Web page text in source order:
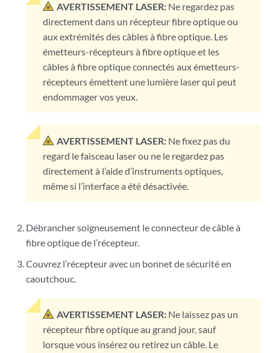
AVERTISSEMENT LASER: Ne regardez pas
directement dans un récepteur fibre optique ou
aux extrémités des câbles à fibre optique. Les
émetteurs-récepteurs à fibre optique et les
câbles à fibre optique connectés aux émetteurs-
récepteurs émettent une lumière laser qui peut
endommager vos yeux.
AVERTISSEMENT LASER: Ne fixez pas du
regard le faisceau laser ou ne le regardez pas
directement à l’aide d’instruments optiques,
même si l’interface a été désactivée.
Débrancher soigneusement le connecteur de câble à
fibre optique de l’récepteur.
Couvrez l’récepteur avec un bonnet de sécurité en
caoutchouc.
AVERTISSEMENT LASER: Ne laissez pas un
récepteur fibre optique au grand jour, sauf
lorsque vous insérez ou retirez un câble. Le